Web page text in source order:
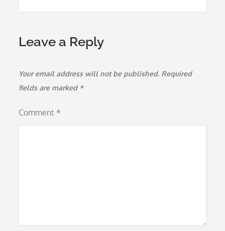
Leave a Reply
Your email address will not be published. Required
fields are marked *
Comment *